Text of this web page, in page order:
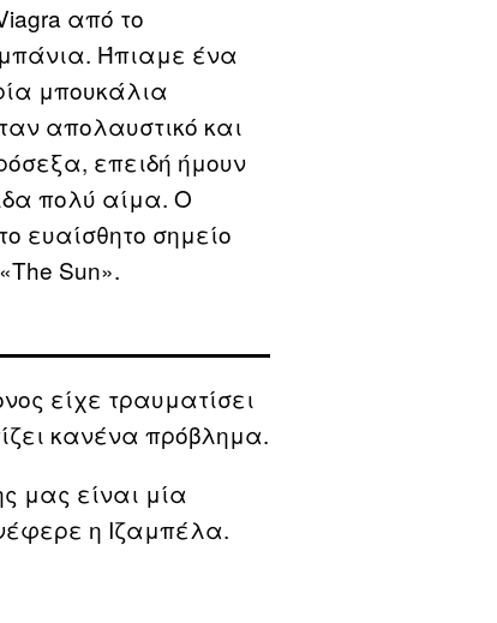
από το
Ήπιαμε ένα
μπουκάλια
απολαυστικό και
επειδή ήμουν
πολύ αίμα. Ο
ευαίσθητο σημείο
Sun».
είχε τραυματίσει
κανένα πρόβλημα.
μας είναι μία
η Ιζαμπέλα.